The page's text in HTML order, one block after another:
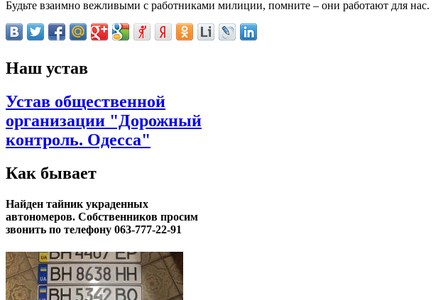
Будьте взаимно вежливыми с работниками милиции, помните – они работают для нас.
Наш устав
Устав общественной
организации "Дорожный
контроль. Одесса"
Как бывает
Найден тайник украденных
автономеров. Собственников просим
звонить по телефону 063-777-22-91